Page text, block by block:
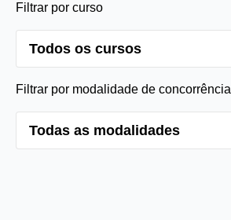
Filtrar por curso
Filtrar por modalidade de concorrência